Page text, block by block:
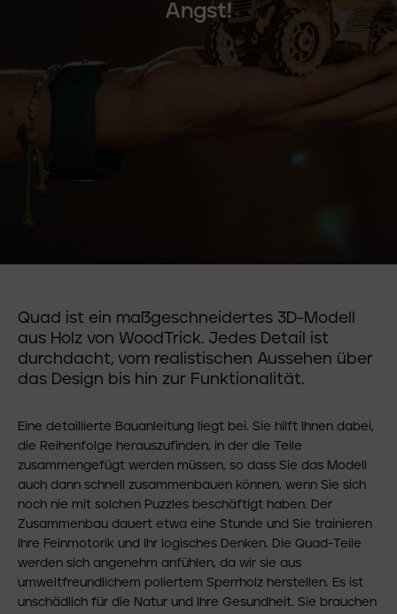
Angst!
Quad ist ein maßgeschneidertes 3D-Modell
aus Holz von WoodTrick. Jedes Detail ist
durchdacht, vom realistischen Aussehen über
das Design bis hin zur Funktionalität.
Eine detaillierte Bauanleitung liegt bei. Sie hilft Ihnen dabei,
die Reihenfolge herauszufinden, in der die Teile
zusammengefügt werden müssen, so dass Sie das Modell
auch dann schnell zusammenbauen können, wenn Sie sich
noch nie mit solchen Puzzles beschäftigt haben. Der
Zusammenbau dauert etwa eine Stunde und Sie trainieren
Ihre Feinmotorik und Ihr logisches Denken. Die Quad-Teile
werden sich angenehm anfühlen, da wir sie aus
umweltfreundlichem poliertem Sperrholz herstellen. Es ist
unschädlich für die Natur und Ihre Gesundheit. Sie brauchen